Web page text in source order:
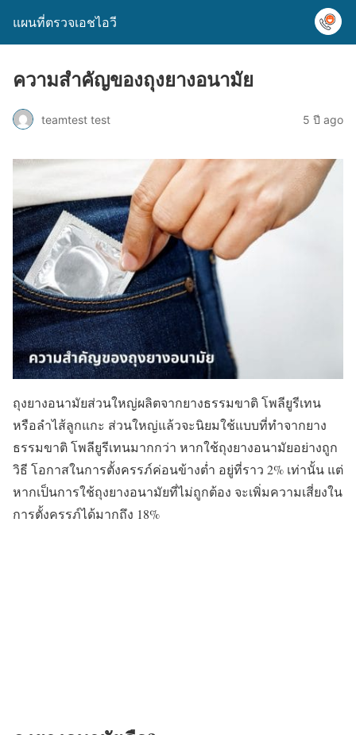
แผนที่ตรวจเอชไอวี
ความสำคัญของถุงยางอนามัย
teamtest test 5 ปี ago
ถุงยางอนามัยส่วนใหญ่ผลิตจากยางธรรมขาติ โพลียูรีเทน
หรือลำไส้ลูกแกะ ส่วนใหญ่แล้วจะนิยมใช้แบบที่ทำจากยาง
ธรรมขาติ โพลียูรีเทนมากกว่า หากใช้ถุงยางอนามัยอย่างถูก
วิธี โอกาสในการตั้งครรภ์ค่อนข้างต่ำ อยู่ที่ราว 2% เท่านั้น แต่
หากเป็นการใช้ถุงยางอนามัยที่ไม่ถูกต้อง จะเพิ่มความเสี่ยงใน
การตั้งครรภ์ได้มากถึง 18%